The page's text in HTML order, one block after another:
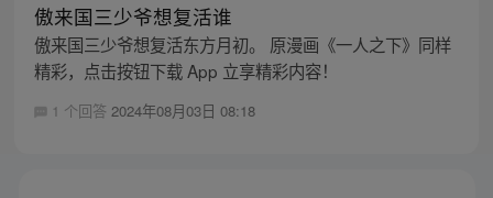
傲来国三少爷想复活谁
傲来国三少爷想复活东方月初。 原漫画《一人之下》同样
精彩，点击按钮下载 App 立享精彩内容！
1 个回答 2024年08月03日 08:18